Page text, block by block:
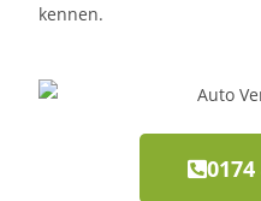
kennen.
0174